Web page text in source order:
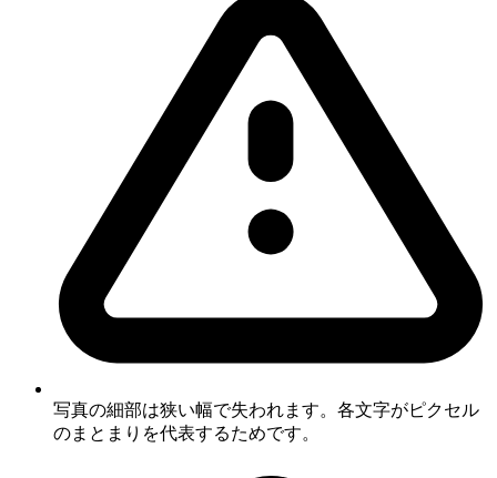
写真の細部は狭い幅で失われます。各文字がピクセル
のまとまりを代表するためです。